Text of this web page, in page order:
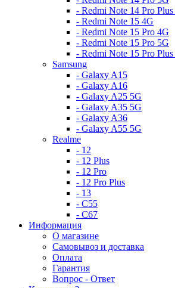
- Redmi Note 14 Pro Plus
- Redmi Note 15 4G
- Redmi Note 15 Pro 4G
- Redmi Note 15 Pro 5G
- Redmi Note 15 Pro Plus
Samsung
- Galaxy A15
- Galaxy A16
- Galaxy A25 5G
- Galaxy A35 5G
- Galaxy A36
- Galaxy A55 5G
Realme
- 12
- 12 Plus
- 12 Pro
- 12 Pro Plus
- 13
- C55
- C67
Информация
О магазине
Самовывоз и доставка
Оплата
Гарантия
Вопрос - Ответ